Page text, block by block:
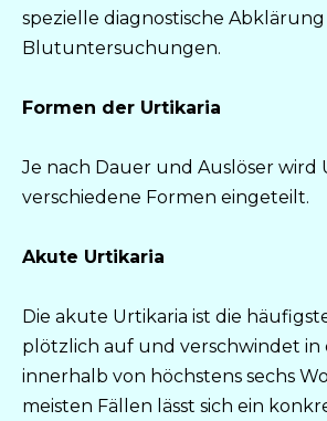
spezielle diagnostische
Blutuntersuchungen.
Formen der Urtikaria
Je nach Dauer und Auslöser wird
verschiedene Formen eingeteilt.
Akute Urtikaria
Die akute Urtikaria ist die
plötzlich auf und verschwindet in
innerhalb von höchstens sechs
meisten Fällen lässt sich ein